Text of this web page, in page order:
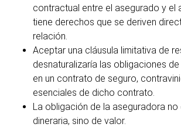
contractual entre el asegurado y el
tiene derechos que se deriven
relación.
Aceptar una cláusula limitativa de
desnaturalizaría las obligaciones
en un contrato de seguro,
esenciales de dicho contrato.
La obligación de la aseguradora no
dineraria, sino de valor.